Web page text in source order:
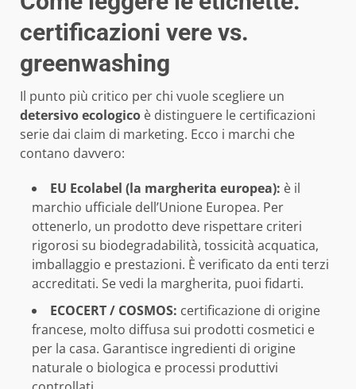
certificazioni vere vs.
greenwashing
Il punto più critico per chi vuole scegliere un
detersivo ecologico è distinguere le certificazioni
serie dai claim di marketing. Ecco i marchi che
contano davvero:
EU Ecolabel (la margherita europea): è il
marchio ufficiale dell’Unione Europea. Per
ottenerlo, un prodotto deve rispettare criteri
rigorosi su biodegradabilità, tossicità acquatica,
imballaggio e prestazioni. È verificato da enti terzi
accreditati. Se vedi la margherita, puoi fidarti.
ECOCERT / COSMOS: certificazione di origine
francese, molto diffusa sui prodotti cosmetici e
per la casa. Garantisce ingredienti di origine
naturale o biologica e processi produttivi